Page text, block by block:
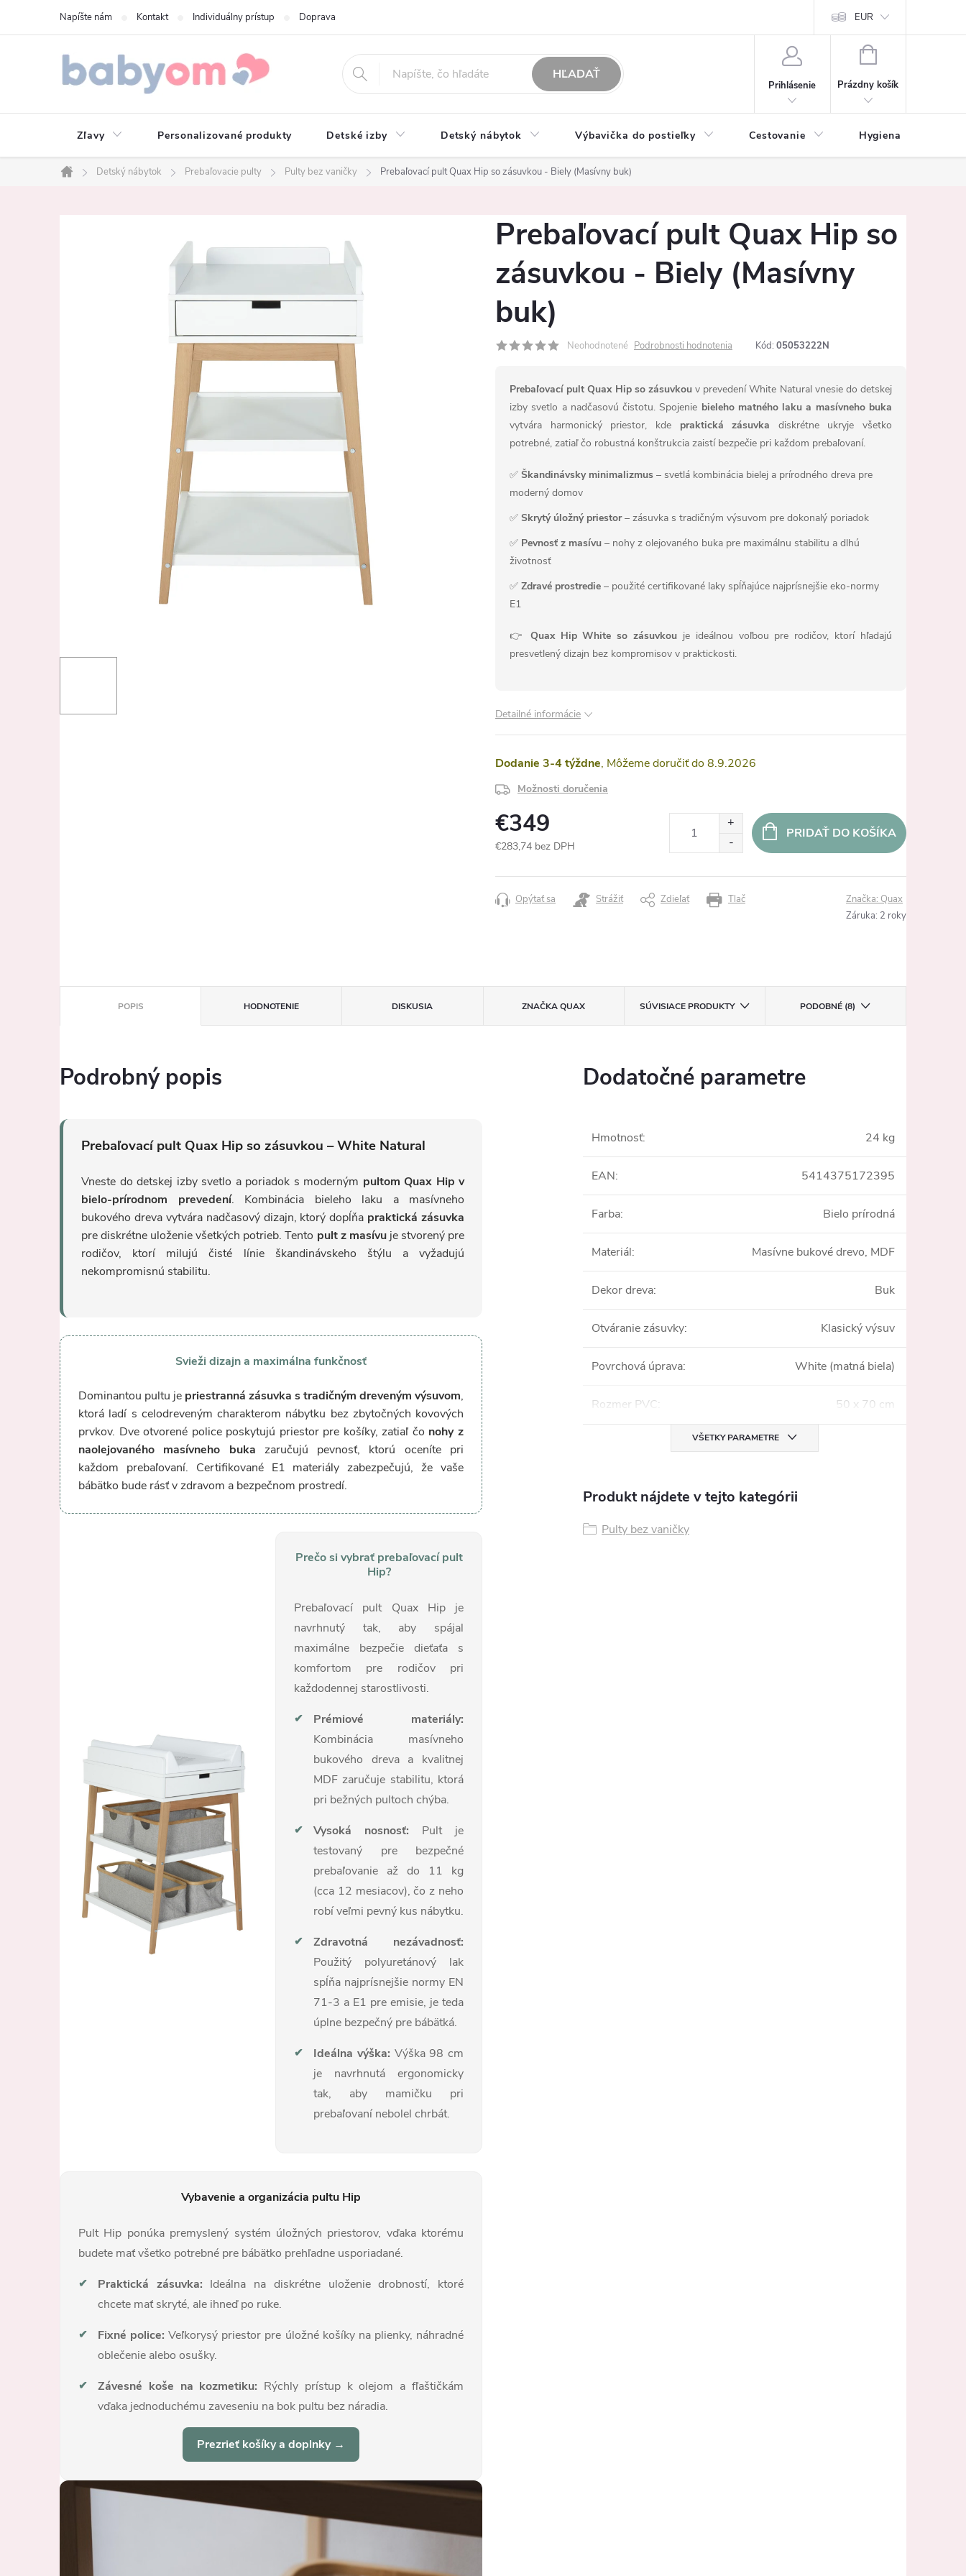
Napíšte nám Kontakt Individuálny prístup Doprava Vrátenie tovaru a reklamácia Ochrana osobných
EUR
HĽADAŤ
Prihlásenie
NÁKUPNÝ
Prázdny košík
Zľavy Personalizované produkty Detské izby Detský nábytok Výbavička do postieľky Cestovanie Hygiena
Domov
Detský nábytok Prebaľovacie pulty Pulty bez vaničky Prebaľovací pult Quax Hip so zásuvkou - Biely (Masívny buk)
Prebaľovací pult Quax Hip so
zásuvkou - Biely (Masívny
buk)
Neohodnotené Podrobnosti hodnotenia Kód: 05053222N
Prebaľovací pult Quax Hip so zásuvkouv prevedení White Natural vnesie do detskej
izby svetlo a nadčasovú čistotu. Spojenie bieleho matného laku a masívneho buka
vytvára harmonický priestor, kde praktická zásuvka diskrétne ukryje všetko
potrebné, zatiaľ čo robustná konštrukcia zaistí bezpečie pri každom prebaľovaní.
✅ Škandinávsky minimalizmus – svetlá kombinácia bielej a prírodného dreva pre
moderný domov
✅ Skrytý úložný priestor– zásuvka s tradičným výsuvom pre dokonalý poriadok
✅ Pevnosť z masívu – nohy z olejovaného buka pre maximálnu stabilitu a dlhú
životnosť
✅ Zdravé prostredie – použité certifikované laky spĺňajúce najprísnejšie eko-normy
E1
👉 Quax Hip White so zásuvkou je ideálnou voľbou pre rodičov, ktorí hľadajú
presvetlený dizajn bez kompromisov v praktickosti.
Detailné informácie
Dodanie 3-4 týždne 8.9.2026
Možnosti doručenia
€349
€283,74 bez DPH
cena:
PRIDAŤ DO KOŠÍKA
Tlač
Opýtať sa Strážiť Zdieľať Značka: Quax
Záruka: 2 roky
POPIS HODNOTENIE DISKUSIA ZNAČKAQUAX SÚVISIACE PRODUKTY PODOBNÉ (8)
Podrobný popis
Prebaľovací pult Quax Hip so zásuvkou – White Natural
Vneste do detskej izby svetlo a poriadok s moderným pultom Quax Hip v
bielo-prírodnom prevedení. Kombinácia bieleho laku a masívneho
bukového dreva vytvára nadčasový dizajn, ktorý dopĺňa praktická zásuvka
pre diskrétne uloženie všetkých potrieb. Tento pult z masívuje stvorený pre
rodičov, ktorí milujú čisté línie škandinávskeho štýlu a vyžadujú
nekompromisnú stabilitu.
Svieži dizajn a maximálna funkčnosť
Dominantou pultu je priestranná zásuvka s tradičným dreveným výsuvom,
ktorá ladí s celodreveným charakterom nábytku bez zbytočných kovových
prvkov. Dve otvorené police poskytujú priestor pre košíky, zatiaľ čo nohy z
naolejovaného masívneho buka zaručujú pevnosť, ktorú oceníte pri
každom prebaľovaní. Certifikované E1 materiály zabezpečujú, že vaše
bábätko bude rásť v zdravom a bezpečnom prostredí.
Prečo si vybrať prebaľovací pult
Hip?
Prebaľovací pult Quax Hip je
navrhnutý tak, aby spájal
maximálne bezpečie dieťaťa s
komfortom pre rodičov pri
každodennej starostlivosti.
✔
Prémiové materiály:
Kombinácia masívneho
bukového dreva a kvalitnej
MDF zaručuje stabilitu, ktorá
pri bežných pultoch chýba.
✔ Vysoká nosnosť: Pult je
testovaný pre bezpečné
prebaľovanie až do 11 kg
(cca 12 mesiacov), čo z neho
robí veľmi pevný kus nábytku.
✔
Zdravotná nezávadnosť:
Použitý polyuretánový lak
spĺňa najprísnejšie normy EN
71-3 a E1 pre emisie, je teda
úplne bezpečný pre bábätká.
✔ Ideálna výška: Výška 98 cm
je navrhnutá ergonomicky
tak, aby mamičku pri
prebaľovaní nebolel chrbát.
Vybavenie a organizácia pultu Hip
Pult Hip ponúka premyslený systém úložných priestorov, vďaka ktorému
budete mať všetko potrebné pre bábätko prehľadne usporiadané.
✔ Praktická zásuvka: Ideálna na diskrétne uloženie drobností, ktoré
chcete mať skryté, ale ihneď po ruke.
✔ Fixné police: Veľkorysý priestor pre úložné košíky na plienky, náhradné
oblečenie alebo osušky.
✔ Závesné koše na kozmetiku: Rýchly prístup k olejom a fľaštičkám
vďaka jednoduchému zaveseniu na bok pultu bez náradia.
Prezrieť košíky a doplnky →
Dodatočné parametre
Hmotnosť: 24 kg
EAN: 5414375172395
Farba: Bielo prírodná
Materiál: Masívne bukové drevo, MDF
Dekor dreva: Buk
Otváranie zásuvky: Klasický výsuv
Povrchová úprava: White (matná biela)
Rozmer PVC: 50 x 70 cm
VŠETKY PARAMETRE
Produkt nájdete v tejto kategórii
Pulty bez vaničky